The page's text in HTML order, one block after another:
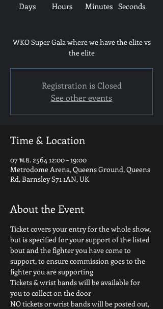
Seconds
Minutes
Hours
Days
WKO Super Gala where we have the elite vs
the elite
Registration is Closed
See other events
Time & Location
07 พ.ย. 2564 12:00 – 19:00
Metrodome Arena, Queens Ground, Queens
Rd, Barnsley S71 1AN, UK
About the Event
Ticket covers your entry for the whole show,
but is specified for your support of the listed
bout and the fighter you have come to
support, to ensure commission goes to the
fighter you are supporting
Tickets & wrist bands will be available for
you to collect on the door
NO tickets or wrist bands will be posted out,